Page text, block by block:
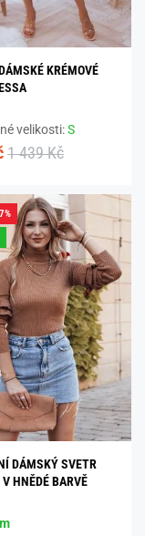
KRÉMOVÉ
velikosti:S
1 439 Kč
DÁMSKÝ SVETR
V HNĚDÉ BARVĚ